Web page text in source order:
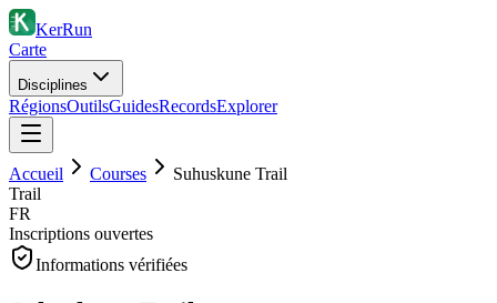
KerRun
Carte
Disciplines
RégionsOutilsGuidesRecordsExplorer
Accueil Courses
Suhuskune Trail
Trail
FR
Inscriptions ouvertes
Informations vérifiées